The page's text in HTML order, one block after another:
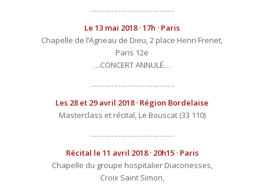
…………………………………
Le 13 mai 2018 · 17h · Paris
Chapelle de l’Agneau de Dieu, 2 place Henri Frenet,
Paris 12e
…CONCERT ANNULÉ…
…………………………………
Les 28 et 29 avril 2018 · Région Bordelaise
Masterclass et récital, Le Bouscat (33 110)
…………………………………
Récital le 11 avril 2018 · 20h15 · Paris
Chapelle du groupe hospitalier Diaconesses,
Croix Saint Simon,